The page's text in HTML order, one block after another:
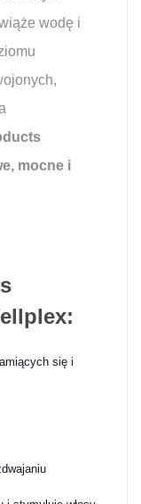
wodę i
mocne i
się i